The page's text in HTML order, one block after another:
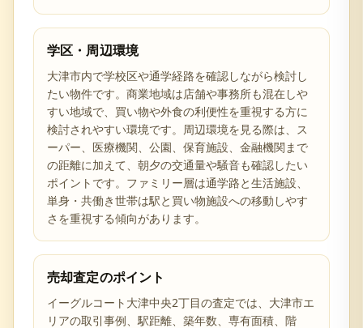
学区・周辺環境
大津市内で学校区や通学経路を確認しながら検討し
たい物件です。商業地域は店舗や事務所も混在しや
すい地域で、買い物や外食の利便性を重視する方に
検討されやすい環境です。周辺環境を見る際は、ス
ーパー、医療機関、公園、保育施設、金融機関まで
の距離に加えて、朝夕の交通量や騒音も確認したい
ポイントです。ファミリー層は通学路と生活施設、
単身・共働き世帯は駅と買い物施設への移動しやす
さを重視する傾向があります。
売却査定のポイント
イーグルコート大津中央2丁目の査定では、大津市エ
リアの取引事例、駅距離、築年数、専有面積、階